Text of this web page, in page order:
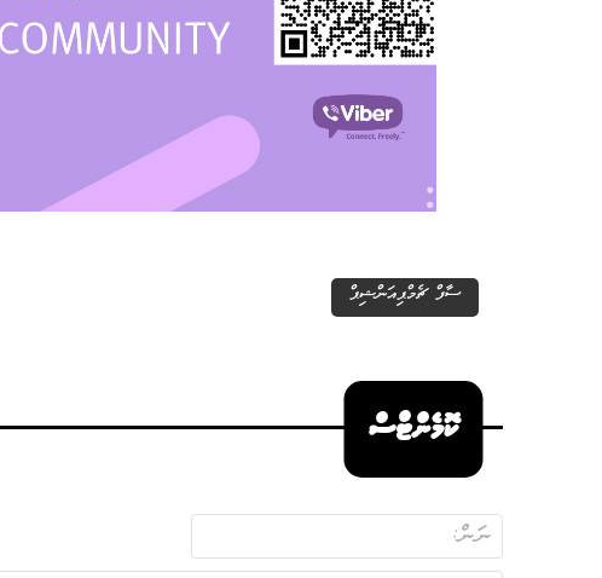
ސާފް ޗެމްޕިއަންޝިޕް
ކޮމެންޓްސް